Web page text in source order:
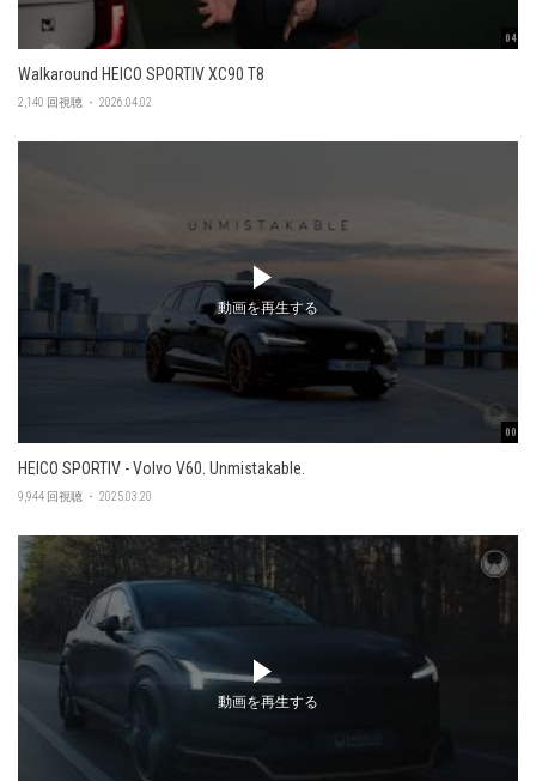
04:56
Walkaround HEICO SPORTIV XC90 T8
2,140 回視聴 ・ 2026.04.02
00:47
動画を再生する
HEICO SPORTIV - Volvo V60. Unmistakable.
9,944 回視聴 ・ 2025.03.20
動画を再生する